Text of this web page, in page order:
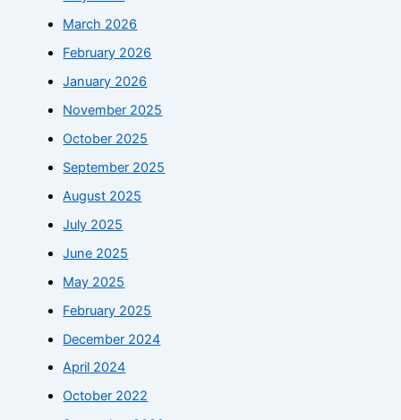
March 2026
February 2026
January 2026
November 2025
October 2025
September 2025
August 2025
July 2025
June 2025
May 2025
February 2025
December 2024
April 2024
October 2022